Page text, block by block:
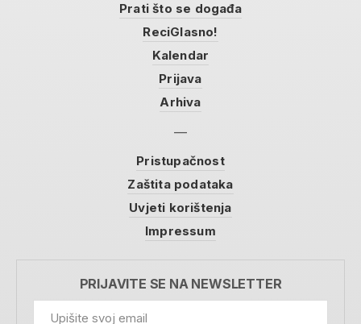
Prati što se događa
ReciGlasno!
Kalendar
Prijava
Arhiva
Pristupačnost
Zaštita podataka
Uvjeti korištenja
Impressum
PRIJAVITE SE NA NEWSLETTER